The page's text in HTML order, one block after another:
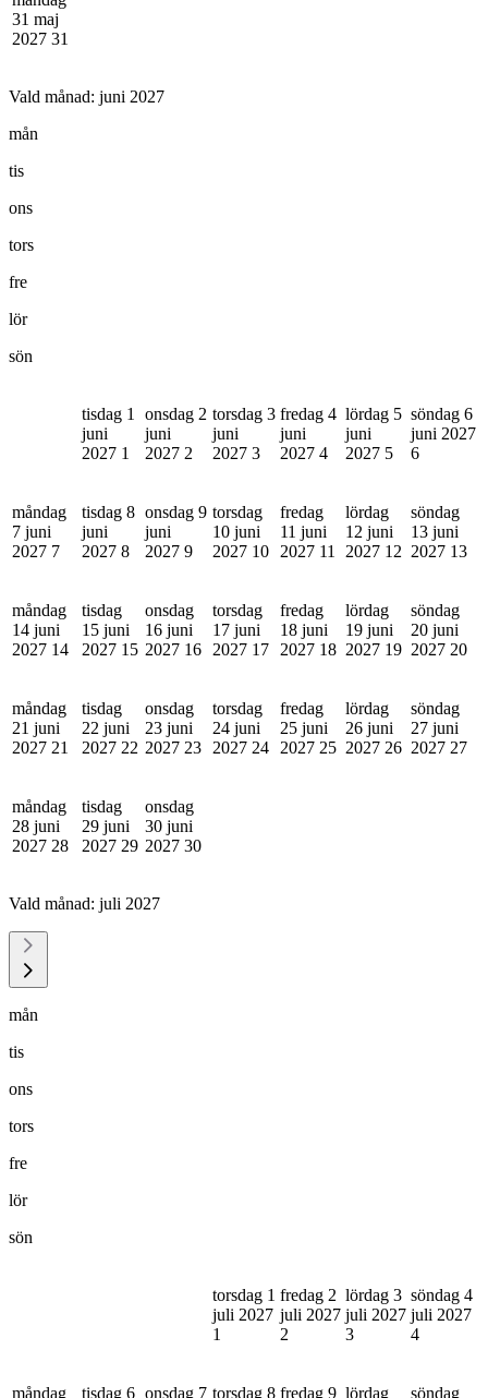
31 maj
2027 31
Vald månad: juni 2027
mån
tis
ons
tors
fre
lör
sön
tisdag 1
juni
2027 1
onsdag 2
juni
2027 2
torsdag 3
juni
2027 3
fredag 4
juni
2027 4
lördag 5
juni
2027 5
söndag 6
juni 2027
6
måndag
7 juni
2027 7
tisdag 8
juni
2027 8
onsdag 9
juni
2027 9
torsdag
10 juni
2027 10
fredag
11 juni
2027 11
lördag
12 juni
2027 12
söndag
13 juni
2027 13
måndag
14 juni
2027 14
tisdag
15 juni
2027 15
onsdag
16 juni
2027 16
torsdag
17 juni
2027 17
fredag
18 juni
2027 18
lördag
19 juni
2027 19
söndag
20 juni
2027 20
måndag
21 juni
2027 21
tisdag
22 juni
2027 22
onsdag
23 juni
2027 23
torsdag
24 juni
2027 24
fredag
25 juni
2027 25
lördag
26 juni
2027 26
söndag
27 juni
2027 27
måndag
28 juni
2027 28
tisdag
29 juni
2027 29
onsdag
30 juni
2027 30
Vald månad: juli 2027
mån
tis
ons
tors
fre
lör
sön
torsdag 1
juli 2027
1
fredag 2
juli 2027
2
lördag 3
juli 2027
3
söndag 4
juli 2027
4
måndag
tisdag 6 onsdag 7 torsdag 8 fredag 9 lördag
söndag